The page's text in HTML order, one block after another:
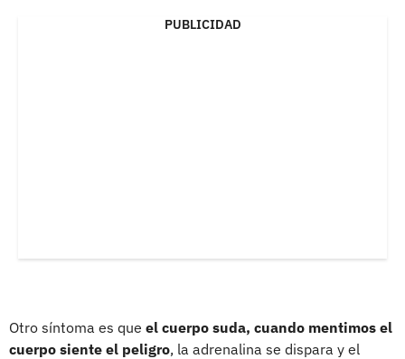
PUBLICIDAD
Otro síntoma es que el cuerpo suda, cuando mentimos el
cuerpo siente el peligro, la adrenalina se dispara y el